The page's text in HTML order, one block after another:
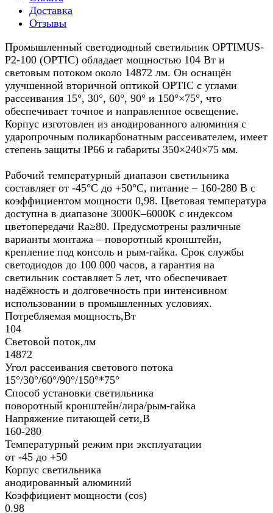
Доставка
Отзывы
Промышленный светодиодный светильник OPTIMUS-
P2-100 (OPTIC) обладает мощностью 104 Вт и
световым потоком около 14872 лм. Он оснащён
улучшенной вторичной оптикой OPTIC с углами
рассеивания 15°, 30°, 60°, 90° и 150°×75°, что
обеспечивает точное и направленное освещение.
Корпус изготовлен из анодированного алюминия с
ударопрочным поликарбонатным рассеивателем, имеет
степень защиты IP66 и габариты 350×240×75 мм.​
Рабочий температурный диапазон светильника
составляет от -45°C до +50°C, питание – 160-280 В с
коэффициентом мощности 0,98. Цветовая температура
доступна в диапазоне 3000K–6000K с индексом
цветопередачи Ra≥80. Предусмотрены различные
варианты монтажа – поворотный кронштейн,
крепление под консоль и рым-гайка. Срок службы
светодиодов до 100 000 часов, а гарантия на
светильник составляет 5 лет, что обеспечивает
надёжность и долговечность при интенсивном
использовании в промышленных условиях.
Потребляемая мощность,Вт
104
Световой поток,лм
14872
Угол рассеивания светового потока
15°/30°/60°/90°/150°*75°
Способ установки светильника
поворотный кронштейн/лира/рым-гайка
Напряжение питающей сети,В
160-280
Температурный режим при эксплуатации
от -45 до +50
Корпус светильника
анодированный алюминий
Коэффициент мощности (cos)
0.98